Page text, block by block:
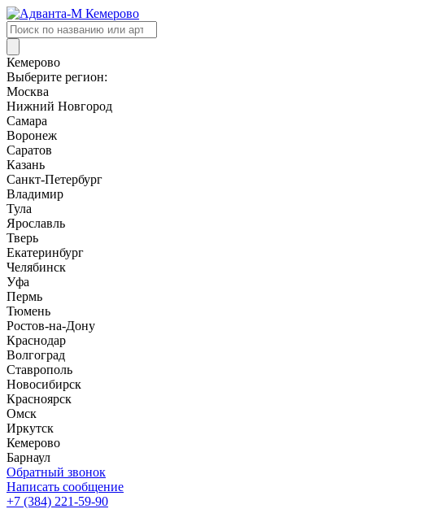
Поиск
товаров
Кемерово
Выберите регион:
Москва
Нижний Новгород
Самара
Воронеж
Саратов
Казань
Санкт-Петербург
Владимир
Тула
Ярославль
Тверь
Екатеринбург
Челябинск
Уфа
Пермь
Тюмень
Ростов-на-Дону
Краснодар
Волгоград
Ставрополь
Новосибирск
Красноярск
Омск
Иркутск
Кемерово
Барнаул
Обратный звонок
Написать сообщение
+7 (384) 221-59-90